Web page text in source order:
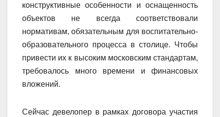
конструктивные особенности и оснащенность
объектов не всегда соответствовали
нормативам, обязательным для воспитательно-
образовательного процесса в столице. Чтобы
привести их к высоким московским стандартам,
требовалось много времени и финансовых
вложений.
Сейчас девелопер в рамках договора участия